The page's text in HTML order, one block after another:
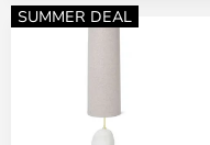
SUMMER DEAL